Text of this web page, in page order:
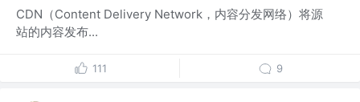
CDN（Content Delivery Network，内容分发网络）将源
站的内容发布...
111 9